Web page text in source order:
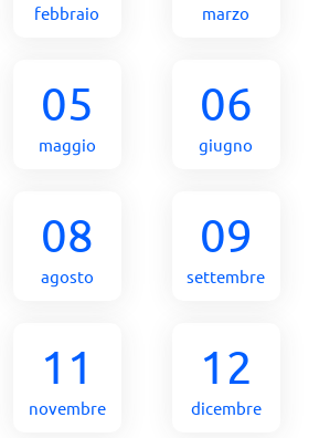
febbraio marzo
05
maggio
06
giugno
08
agosto
09
settembre
11
novembre
12
dicembre